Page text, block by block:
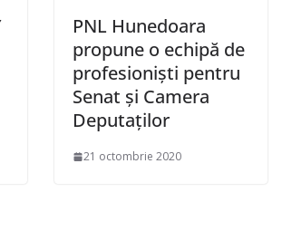
PNL Hunedoara
propune o echipă de
profesionişti pentru
Senat şi Camera
Deputaţilor
21 octombrie 2020